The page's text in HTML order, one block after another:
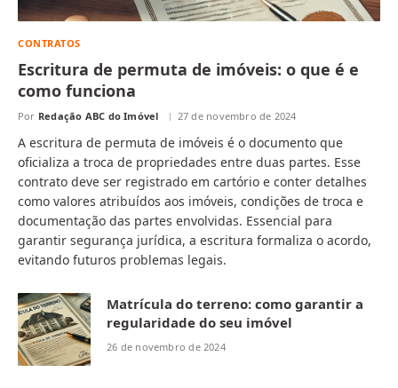
CONTRATOS
Escritura de permuta de imóveis: o que é e
como funciona
Por Redação ABC do Imóvel 27 de novembro de 2024
A escritura de permuta de imóveis é o documento que
oficializa a troca de propriedades entre duas partes. Esse
contrato deve ser registrado em cartório e conter detalhes
como valores atribuídos aos imóveis, condições de troca e
documentação das partes envolvidas. Essencial para
garantir segurança jurídica, a escritura formaliza o acordo,
evitando futuros problemas legais.
Matrícula do terreno: como garantir a
regularidade do seu imóvel
26 de novembro de 2024